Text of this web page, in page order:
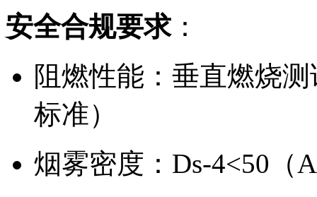
安全合规要求：
阻燃性能：垂直燃烧
标准）
烟雾密度：Ds-4<50（